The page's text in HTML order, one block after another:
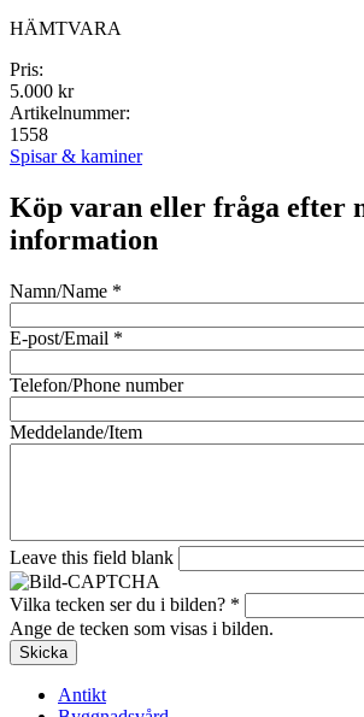
HÄMTVARA
Pris:
5.000 kr
Artikelnummer:
1558
Spisar & kaminer
Köp varan eller fråga efter
information
Namn/Name *
E-post/Email *
Telefon/Phone number
Meddelande/Item
Leave this field blank
Vilka tecken ser du i bilden? *
Ange de tecken som visas i bilden.
Antikt